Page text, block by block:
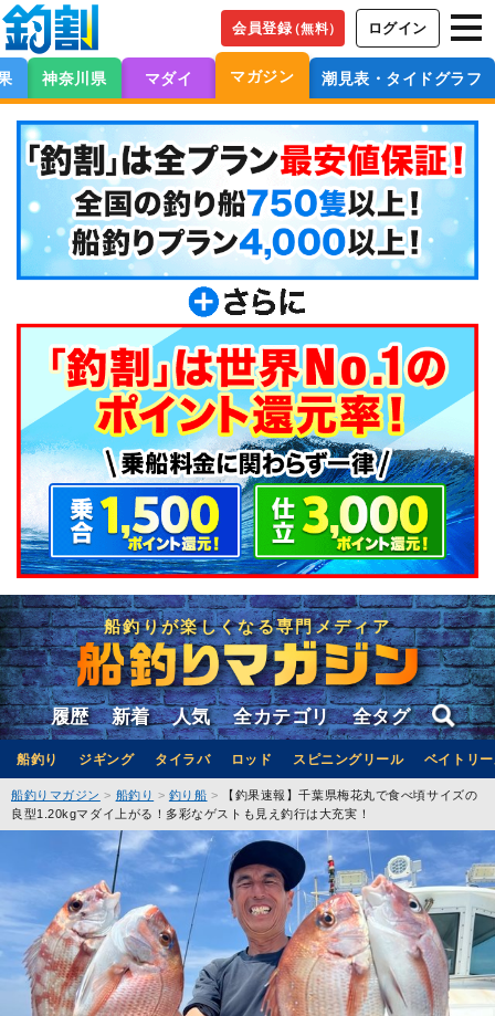
会員登録（無料） ログイン
神奈川県 マダイ マガジン 潮見表・タイドグラフ
船釣りが楽しくなる専門メディア
履歴 新着 人気 全カテゴリ 全タグ
船釣り ジギング タイラバ ロッド スピニングリール ベイトリ
船釣りマガジン 船釣り 釣り船
【釣果速報】千葉県梅花丸で食べ頃サイズの
良型1.20kgマダイ上がる！多彩なゲストも見え釣行は大充実！